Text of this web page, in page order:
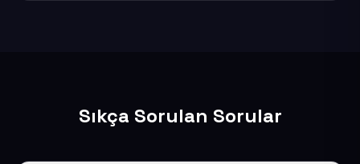
Sıkça Sorulan Sorular